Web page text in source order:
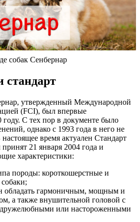
собак Сенбернар
утвержденный Международной
(FCI), был впервые
году. С тех пор в документе было
однако с 1993 года в него не
время актуален Стандарт
21 января 2004 года и
характеристики:
породы: короткошерстные и
обладать гармоничным, мощным и
а также внушительной головой с
или настороженными